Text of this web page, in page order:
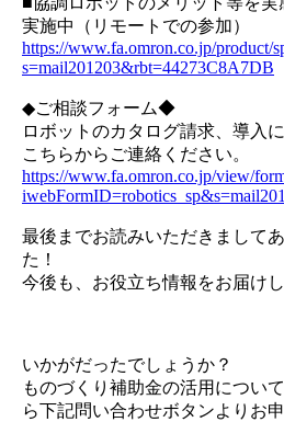
実施中（リモートでの参加）
https://www.fa.omron.co.jp/product/
s=mail201203&rbt=44273C8A7DB
◆ご相談フォーム◆
ロボットのカタログ請求、導入
こちらからご連絡ください。
https://www.fa.omron.co.jp/view/
最後までお読みいただきまして
た！
今後も、お役立ち情報をお届けし
いかがだったでしょうか？
ものづくり補助金の活用につい
ら下記問い合わせボタンよりお